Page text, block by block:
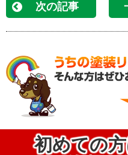
次の記事
初めての